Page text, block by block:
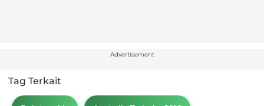
Advertisement
Tag Terkait